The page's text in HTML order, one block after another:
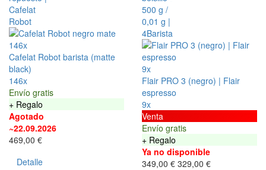
146x
Cafelat Robot barista (matte
black)
146x
Envío gratis
+ Regalo
Agotado
~22.09.2026
469,00 €
Detalle
9x
Flair PRO 3 (negro) | Flair
espresso
9x
Venta
Envío gratis
+ Regalo
Ya no disponible
349,00 € 329,00 €